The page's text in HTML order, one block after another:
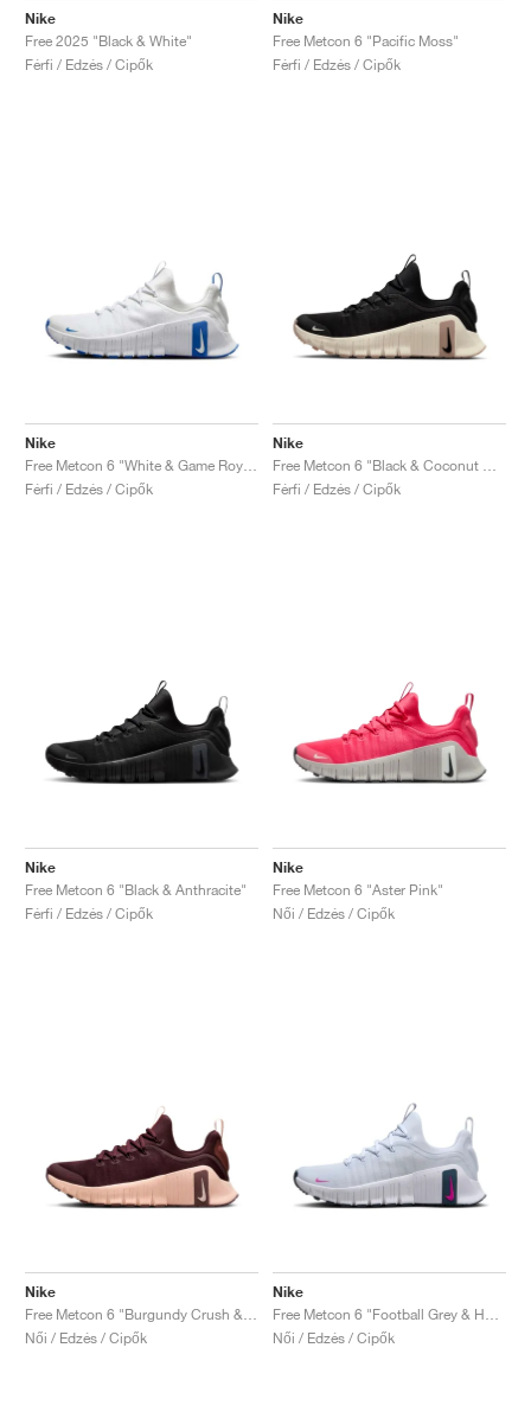
Nike
Free 2025 "Black & White"
Férfi / Edzés / Cipők
Nike
Free Metcon 6 "Pacific Moss"
Férfi / Edzés / Cipők
Nike
Férfi / Edzés / Cipők
Nike
Férfi / Edzés / Cipők
Nike
Free Metcon 6 "Black & Anthracite"
Férfi / Edzés / Cipők
Nike
Free Metcon 6 "Aster Pink"
Női / Edzés / Cipők
Nike
Női / Edzés / Cipők
Nike
Női / Edzés / Cipők